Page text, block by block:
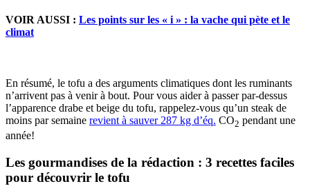
VOIR AUSSI : Les points sur les « i » : la vache qui pète et le
climat
En résumé, le tofu a des arguments climatiques dont les ruminants
n’arrivent pas à venir à bout. Pour vous aider à passer par-dessus
l’apparence drabe et beige du tofu, rappelez-vous qu’un steak de
moins par semaine revient à sauver 287 kg d’éq. CO2 pendant une
année!
Les gourmandises de la rédaction : 3 recettes faciles
pour découvrir le tofu